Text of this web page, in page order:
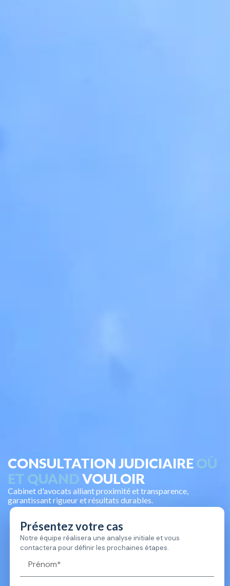
CONSULTATION JUDICIAIRE OÙ
ET QUAND
VOULOIR
Cabinet d'avocats alliant proximité et transparence,
garantissant rigueur et résultats durables.
Présentez votre cas
Notre équipe réalisera une analyse initiale et vous
contactera pour définir les prochaines étapes.